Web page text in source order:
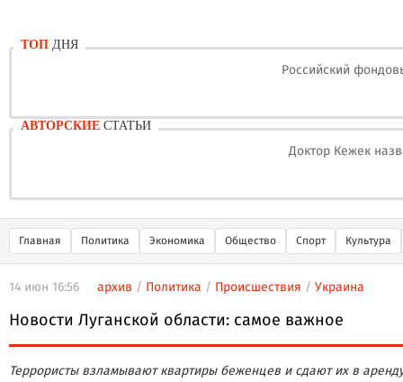
ТОП ДНЯ
Российский
АВТОРСКИЕ СТАТЬИ
Доктор Кежек
Главная Политика Экономика Общество Спорт Культура
14 июн 16:56 архив / Политика / Происшествия / Украина
Новости Луганской области: самое важное
Террористы взламывают квартиры беженцев и сдают их в